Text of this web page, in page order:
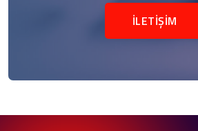
İLETİŞİM